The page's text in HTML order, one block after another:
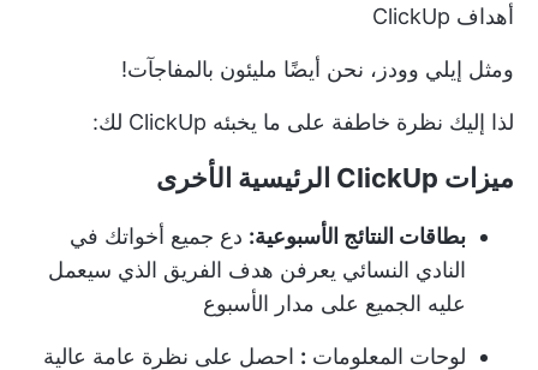
أهداف ClickUp
ومثل إيلي وودز، نحن أيضًا مليئون بالمفاجآت!
لذا إليك نظرة خاطفة على ما يخبئه ClickUp لك:
ميزات ClickUp الرئيسية الأخرى
بطاقات النتائج الأسبوعية: دع جميع أخواتك في
النادي النسائي يعرفن هدف الفريق الذي سيعمل
عليه الجميع على مدار الأسبوع
لوحات المعلومات : احصل على نظرة عامة عالية